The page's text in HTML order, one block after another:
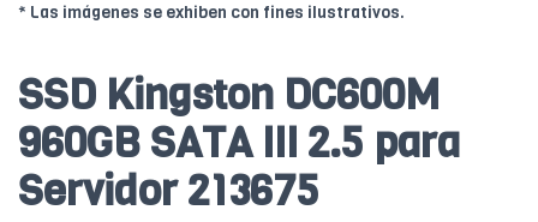
* Las imágenes se exhiben con fines ilustrativos.
SSD Kingston DC600M
960GB SATA III 2.5 para
Servidor 213675